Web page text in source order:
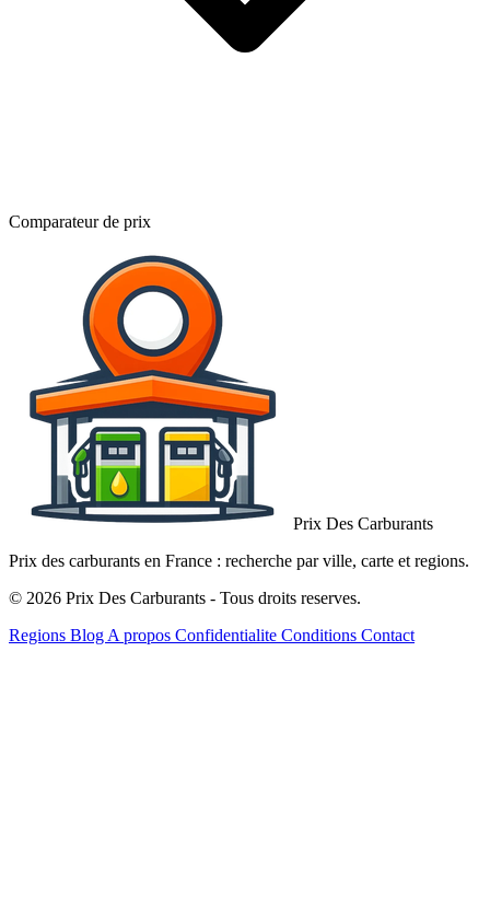
Comparateur de prix
Prix Des Carburants
Prix des carburants en France : recherche par ville, carte et regions.
© 2026 Prix Des Carburants - Tous droits reserves.
Regions Blog A propos Confidentialite Conditions Contact